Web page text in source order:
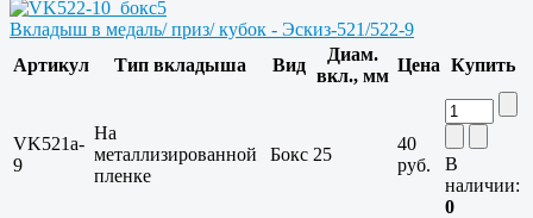
Вкладыш в медаль/ приз/ кубок - Эскиз-521/522-9
Артикул
Тип вкладыша Вид
Диам.
вкл., мм
Цена Купить
VK521a-
9
На
металлизированной
пленке
Бокс 25
40
руб.
В
наличии:
0